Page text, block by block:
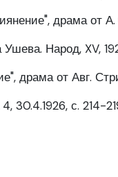
драма от А.
Народ, XV,
драма от Авг.
30.4.1926, с. 214-